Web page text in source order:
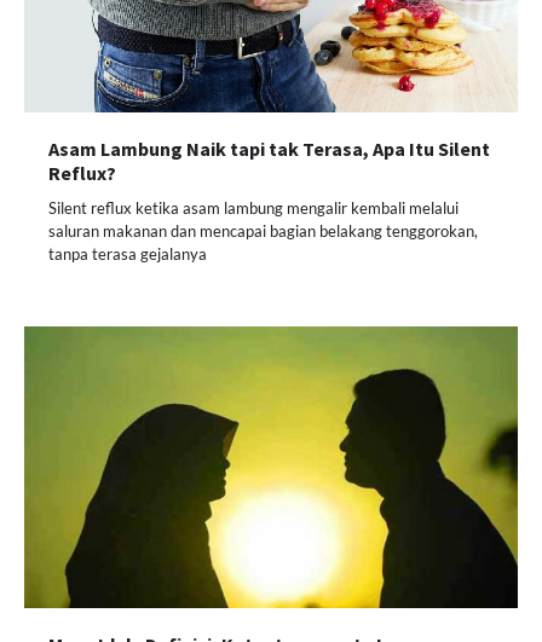
Asam Lambung Naik tapi tak Terasa, Apa Itu Silent
Reflux?
Silent reflux ketika asam lambung mengalir kembali melalui
saluran makanan dan mencapai bagian belakang tenggorokan,
tanpa terasa gejalanya